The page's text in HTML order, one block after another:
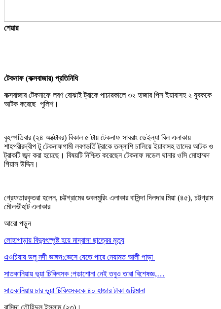
শেয়ার
টেকনাফ (কক্সবাজার) প্রতিনিধি
কক্সবাজার টেকনাফে লবণ বোঝাই ট্রাকে পাচারকালে ৩২ হাজার পিস ইয়াবাসহ ২ যুবককে
আটক করেছে পুলিশ।
বৃহস্পতিবার (২৪ অক্টোবর) বিকাল ৫ টায় টেকনাফ সাবরাং ডেইল্যা বিল এলাকায়
শাহপরীরদ্বীপ টু টেকনাফগামী লবণভর্তি ট্রাকে তল্লাশি চালিয়ে ইয়াবাসহ তাদের আটক ও
ট্রাকটি জব্দ করা হয়েছে। বিষয়টি নিশ্চিত করেছেন টেকনাফ মডেল থানার ওসি মোহাম্মদ
গিয়াস উদ্দিন।
গ্রেফতারকৃতরা হলেন, চট্টগ্রামের ডবলমুরিং এলাকার বাসিন্দা দিলদার মিয়া (৪৫), চট্টগ্রাম
মৌলভীহাট এলাকার
আরো পড়ুন
লোহাগাড়ায় বিদ্যুৎস্পৃষ্ট হয়ে মাদ্রাসা ছাত্রের মৃত্যু
এওচিয়ায় ডলু নদী ভাঙ্গন:ভেসে যেতে পারে নেয়ামত আলী পাড়া
সাতকানিয়ায় ভূয়া চিকিৎসক :পড়াশোনা নেই তবুও তারা বিশেষজ্ঞ,…
সাতকানিয়ায় চার ভুয়া চিকিৎসককে ৪০ হাজার টাকা জরিমানা
বাসিন্দা তৌহিদুল ইসলাম (২৩)।